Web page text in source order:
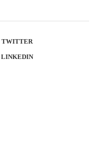
TWITTER
LINKEDIN